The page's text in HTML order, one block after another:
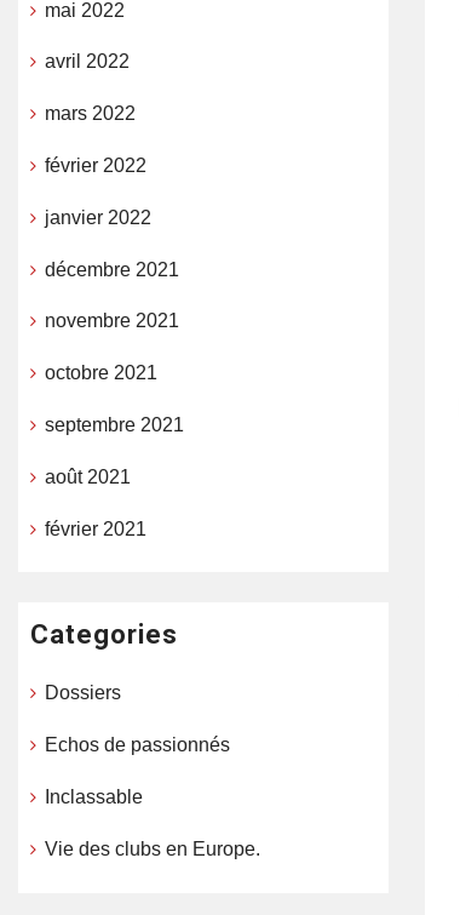
mai 2022
avril 2022
mars 2022
février 2022
janvier 2022
décembre 2021
novembre 2021
octobre 2021
septembre 2021
août 2021
février 2021
Categories
Dossiers
Echos de passionnés
Inclassable
Vie des clubs en Europe.